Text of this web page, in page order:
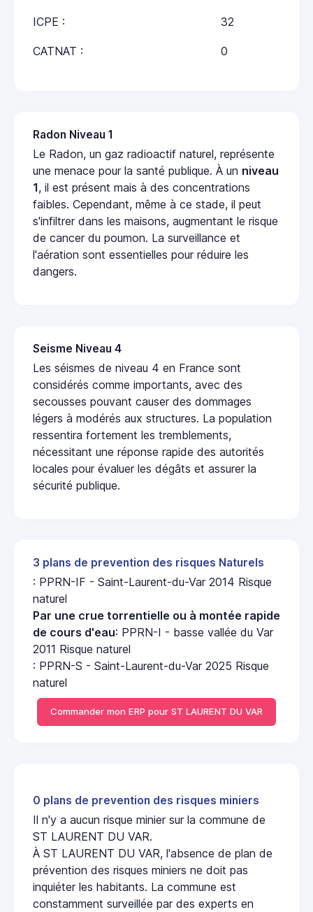
ICPE : 32
CATNAT : 0
Radon Niveau 1
Le Radon, un gaz radioactif naturel, représente
une menace pour la santé publique. À un niveau
1, il est présent mais à des concentrations
faibles. Cependant, même à ce stade, il peut
s'infiltrer dans les maisons, augmentant le risque
de cancer du poumon. La surveillance et
l'aération sont essentielles pour réduire les
dangers.
Seisme Niveau 4
Les séismes de niveau 4 en France sont
considérés comme importants, avec des
secousses pouvant causer des dommages
légers à modérés aux structures. La population
ressentira fortement les tremblements,
nécessitant une réponse rapide des autorités
locales pour évaluer les dégâts et assurer la
sécurité publique.
3 plans de prevention des risques Naturels
: PPRN-IF - Saint-Laurent-du-Var 2014 Risque
naturel
Par une crue torrentielle ou à montée rapide
de cours d'eau: PPRN-I - basse vallée du Var
2011 Risque naturel
: PPRN-S - Saint-Laurent-du-Var 2025 Risque
naturel
Commander mon ERP pour ST LAURENT DU VAR
0 plans de prevention des risques miniers
Il n'y a aucun risque minier sur la commune de
ST LAURENT DU VAR.
À ST LAURENT DU VAR, l'absence de plan de
prévention des risques miniers ne doit pas
inquiéter les habitants. La commune est
constamment surveillée par des experts en